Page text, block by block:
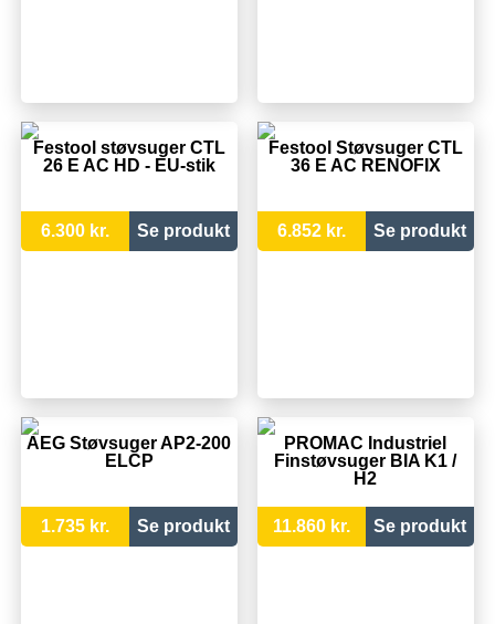
Festool støvsuger CTL
26 E AC HD - EU-stik
6.300 kr. Se produkt
Festool Støvsuger CTL
36 E AC RENOFIX
6.852 kr. Se produkt
AEG Støvsuger AP2-200
ELCP
1.735 kr. Se produkt
PROMAC Industriel
Finstøvsuger BIA K1 /
H2
11.860 kr. Se produkt